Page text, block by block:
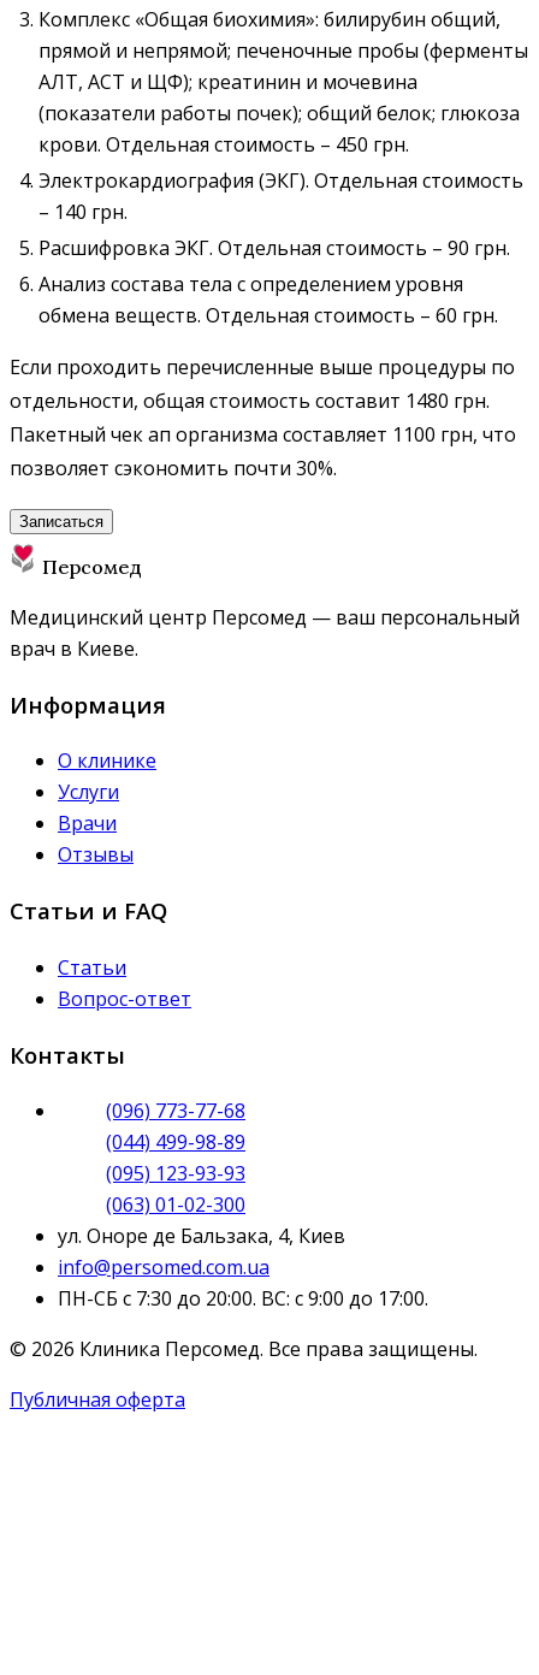
Комплекс «Общая биохимия»: билирубин общий,
прямой и непрямой; печеночные пробы (ферменты
АЛТ, АСТ и ЩФ); креатинин и мочевина
(показатели работы почек); общий белок; глюкоза
крови. Отдельная стоимость – 450 грн.
Электрокардиография (ЭКГ). Отдельная стоимость
– 140 грн.
Расшифровка ЭКГ. Отдельная стоимость – 90 грн.
Анализ состава тела с определением уровня
обмена веществ. Отдельная стоимость – 60 грн.
Если проходить перечисленные выше процедуры по
отдельности, общая стоимость составит 1480 грн.
Пакетный чек ап организма составляет 1100 грн, что
позволяет сэкономить почти 30%.
Записаться
Персомед
Медицинский центр Персомед — ваш персональный
врач в Киеве.
Информация
О клинике
Услуги
Врачи
Отзывы
Статьи и FAQ
Статьи
Вопрос-ответ
Контакты
(096) 773-77-68
(044) 499-98-89
(095) 123-93-93
(063) 01-02-300
ул. Оноре де Бальзака, 4, Киев
info@persomed.com.ua
ПН-СБ с 7:30 до 20:00. ВС: с 9:00 до 17:00.
© 2026 Клиника Персомед. Все права защищены.
Публичная оферта